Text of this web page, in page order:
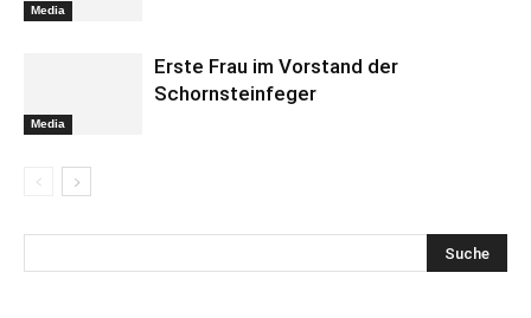
Media
Media
Erste Frau im Vorstand der
Schornsteinfeger